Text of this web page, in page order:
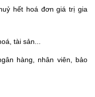
hết hoá đơn giá trị gia
tài sản...
hàng, nhân viên, bảo